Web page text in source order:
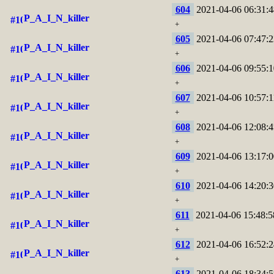
P_A_I_N_killer
604 2021-04-06
+
P_A_I_N_killer
605 2021-04-06
+
P_A_I_N_killer
606 2021-04-06
+
P_A_I_N_killer
607 2021-04-06
+
P_A_I_N_killer
608 2021-04-06
+
P_A_I_N_killer
609 2021-04-06
+
P_A_I_N_killer
610 2021-04-06
+
P_A_I_N_killer
611 2021-04-06
+
P_A_I_N_killer
612 2021-04-06
+